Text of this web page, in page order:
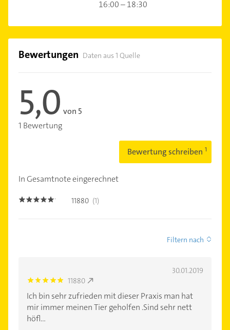
16:00 – 18:30
Bewertungen Daten aus 1 Quelle
5,0 von 5
1 Bewertung
Bewertung schreiben
In Gesamtnote eingerechnet
5.0 11880 (1)
Filtern nach
30.01.2019
5.0 11880
Ich bin sehr zufrieden mit dieser Praxis man hat
mir immer meinen Tier geholfen .Sind sehr nett
höfl...